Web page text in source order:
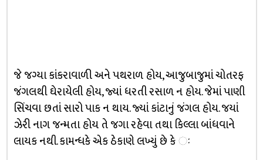
જે જગ્યા કાંકરાવાળી અને પથરાળ હોય, આજુબાજુમાં ચોતરફ
જંગલથી ઘેરાયેલી હોય, જ્યાં ધરતી રસાળ ન હોય. જેમાં પાણી
સિંચવા છતાં સારો પાક ન થાય. જ્યાં કાંટાનું જંગલ હોય. જયાં
ઝેરી નાગ જન્મતા હોય તે જગા રહેવા તથા કિલ્લા બાંધવાને
લાયક નથી. કામન્ધકે એક ઠેકાણે લખ્યું છે કે ઃ